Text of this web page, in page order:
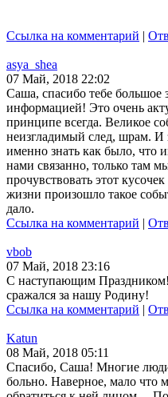
Ссылка на комментарий |
asya_shea
07 Май, 2018 22:02
Саша, спасибо тебе большое
информацией! Это очень
принципе всегда. Великое
неизгладимый след, шрам. И
именно знать как было, что
нами связанно, только там
прочувствовать этот
жизни произошло такое
дало.
Ссылка на комментарий |
vbob
07 Май, 2018 23:16
С наступающим
сражался за нашу Родину!
Ссылка на комментарий |
Katun
08 Май, 2018 05:11
Спасибо, Саша! Многие
больно. Наверное, мало что